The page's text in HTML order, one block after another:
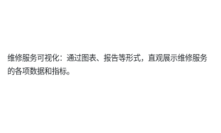
维修服务可视化：通过图表、报告等形式，直观展示维修服务
的各项数据和指标。